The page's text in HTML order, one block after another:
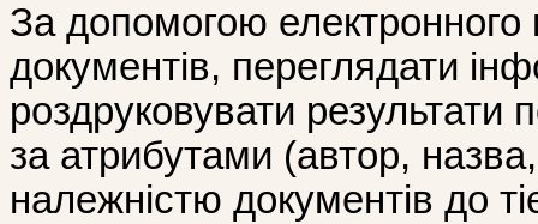
За допомогою
документів, переглядати
роздруковувати
за атрибутами (автор, назва,
належністю документів до